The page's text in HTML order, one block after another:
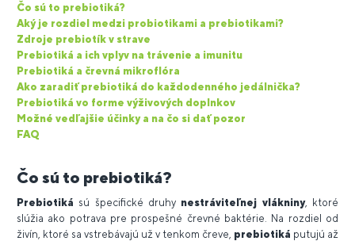
Čo sú to prebiotiká?
Aký je rozdiel medzi probiotikami a prebiotikami?
Zdroje prebiotík v strave
Prebiotiká a ich vplyv na trávenie a imunitu
Prebiotiká a črevná mikroflóra
Ako zaradiť prebiotiká do každodenného jedálnička?
Prebiotiká vo forme výživových doplnkov
Možné vedľajšie účinky a na čo si dať pozor
FAQ
Čo sú to prebiotiká?
Prebiotiká sú špecifické druhy nestráviteľnej vlákniny, ktoré
slúžia ako potrava pre prospešné črevné baktérie. Na rozdiel od
živín, ktoré sa vstrebávajú už v tenkom čreve, prebiotiká putujú až